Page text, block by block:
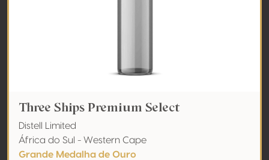
Three Ships Premium Select
Distell Limited
África do Sul - Western Cape
Grande Medalha de Ouro